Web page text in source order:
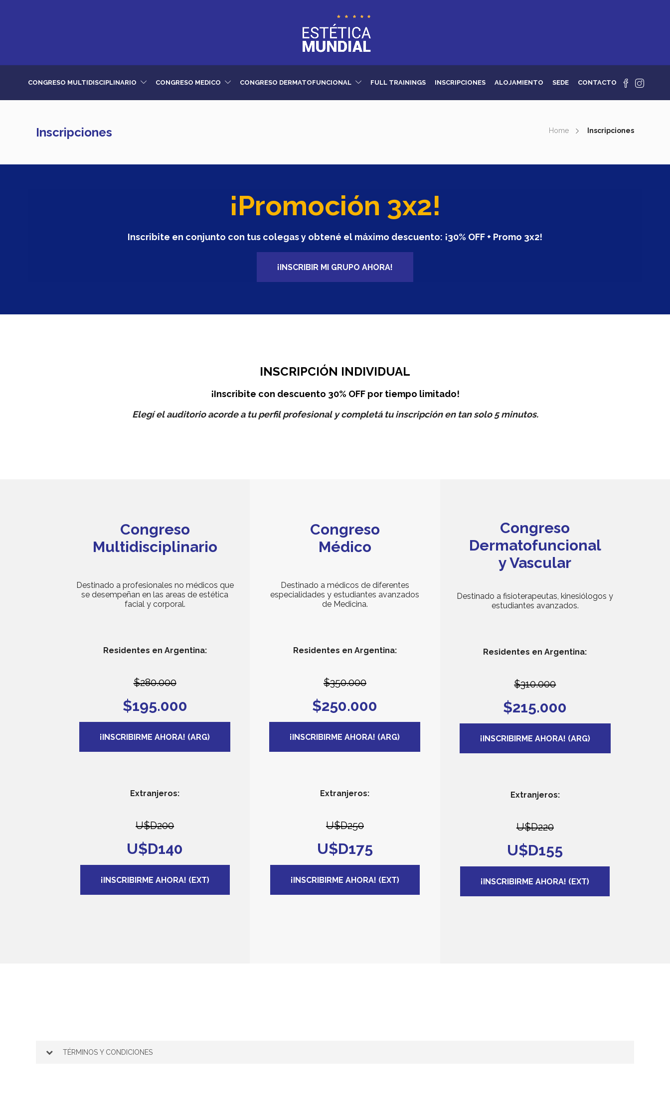
CONGRESO MULTIDISCIPLINARIO CONGRESO MEDICO CONGRESO DERMATOFUNCIONAL FULL TRAININGS INSCRIPCIONES ALOJAMIENTO SEDE CONTACTO
Inscripciones Home Inscripciones
¡Promoción 3x2!
Inscribite en conjunto con tus colegas y obtené el máximo descuento: ¡30% OFF + Promo 3x2!
¡INSCRIBIR MI GRUPO AHORA!
INSCRIPCIÓN INDIVIDUAL
¡Inscribite con descuento 30% OFF por tiempo limitado!
Elegí el auditorio acorde a tu perfil profesional y completá tu inscripción en tan solo 5 minutos.
Congreso
Multidisciplinario
Destinado a profesionales no médicos que
se desempeñan en las areas de estética
facial y corporal.
Residentes en Argentina:
$280.000
$195.000
¡INSCRIBIRME AHORA! (ARG)
Extranjeros:
U$D200
U$D140
¡INSCRIBIRME AHORA! (EXT)
Congreso
Médico
Destinado a médicos de diferentes
especialidades y estudiantes avanzados
de Medicina.
Residentes en Argentina:
$350.000
$250.000
¡INSCRIBIRME AHORA! (ARG)
Extranjeros:
U$D250
U$D175
¡INSCRIBIRME AHORA! (EXT)
Congreso
Dermatofuncional
y Vascular
Destinado a fisioterapeutas, kinesiólogos y
estudiantes avanzados.
Residentes en Argentina:
$310.000
$215.000
¡INSCRIBIRME AHORA! (ARG)
Extranjeros:
U$D220
U$D155
¡INSCRIBIRME AHORA! (EXT)
TÉRMINOS Y CONDICIONES